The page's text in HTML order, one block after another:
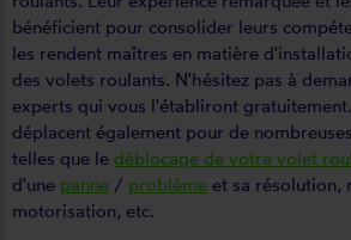
bénéficient pour consolider leurs
les rendent maîtres en matière
des volets roulants. N'hésitez pas à
experts qui vous l'établiront
déplacent également pour de
telles que le déblocage de votre volet
d'une panne / problème et sa résolution,
motorisation, etc.